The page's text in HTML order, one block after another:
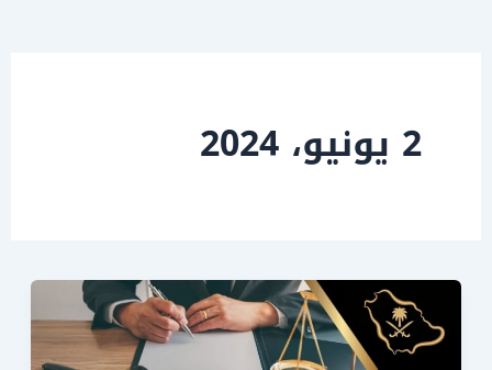
2 يونيو، 2024